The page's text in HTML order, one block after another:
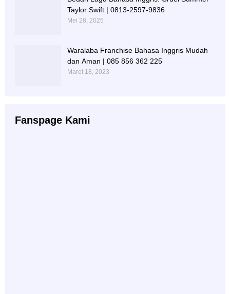
Taylor Swift | 0813-2597-9836
Mei 28, 2025
Waralaba Franchise Bahasa Inggris Mudah
dan Aman | 085 856 362 225
Maret 18, 2023
Fanspage Kami